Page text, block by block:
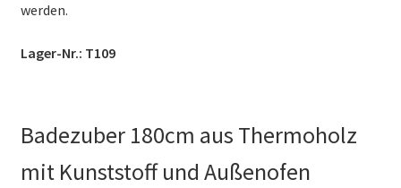
werden.
Lager-Nr.: T109
Badezuber 180cm aus Thermoholz
mit Kunststoff und Außenofen